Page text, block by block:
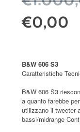
€0,00
B&W 606 S3
Caratteristiche
B&W 606 S3
a quanto farebbe
utilizzano il tweeter
bassi/midrange